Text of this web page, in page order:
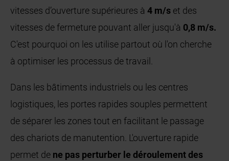
vitesses d’ouverture supérieures à4 m/s et des
vitesses de fermeture pouvant aller jusqu'à 0,8 m/s.
C'est pourquoi on les utilise partout où l'on cherche
à optimiser les processus de travail.
Dans les bâtiments industriels ou les centres
logistiques, les portes rapides souples permettent
de séparer les zones tout en facilitant le passage
des chariots de manutention. L'ouverture rapide
permet de ne pas perturber le déroulement des